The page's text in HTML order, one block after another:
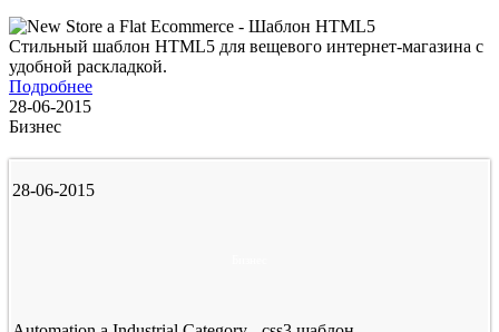
Стильный шаблон HTML5 для вещевого интернет-магазина с
удобной раскладкой.
Подробнее
28-06-2015
Бизнес
28-06-2015